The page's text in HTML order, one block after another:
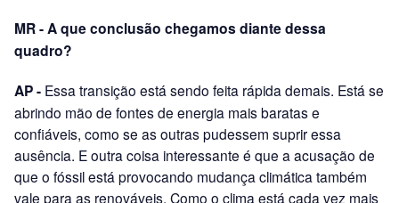
MR - A que conclusão chegamos diante dessa
quadro?
AP - Essa transição está sendo feita rápida demais. Está se
abrindo mão de fontes de energia mais baratas e
confiáveis, como se as outras pudessem suprir essa
ausência. E outra coisa interessante é que a acusação de
que o fóssil está provocando mudança climática também
vale para as renováveis. Como o clima está cada vez mais